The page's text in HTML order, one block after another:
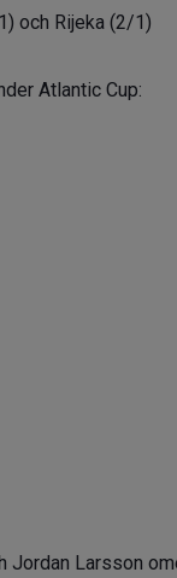
och Rijeka (2/1)
Atlantic Cup:
Jordan Larsson